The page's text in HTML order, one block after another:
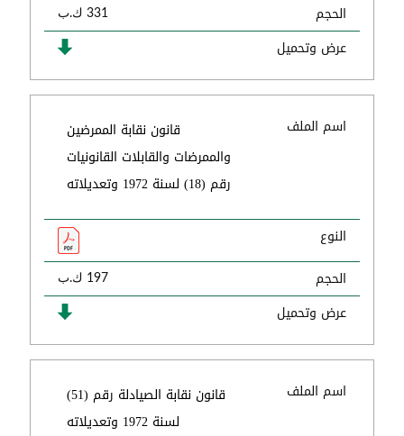
الحجم
331 ك.ب
عرض وتحميل
اسم الملف
قانون نقابة الممرضين
والممرضات والقابلات القانونيات
رقم (18) لسنة 1972 وتعديلاته
النوع
الحجم
197 ك.ب
عرض وتحميل
اسم الملف
قانون نقابة الصيادلة رقم (51)
لسنة 1972 وتعديلاته